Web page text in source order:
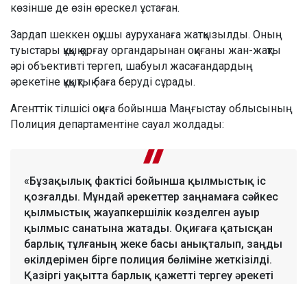
көзінше де өзін өрескел ұстаған.
Зардап шеккен оқушы ауруханаға жатқызылды. Оның
туыстары құқық қорғау органдарынан оқиғаны жан-жақты
әрі объективті тергеп, шабуыл жасағандардың
әрекетіне құқықтық баға беруді сұрады.
Агенттік тілшісі оқиға бойынша Маңғыстау облысының
Полиция департаментіне сауал жолдады:
«Бұзақылық фактісі бойынша қылмыстық іс
қозғалды. Мұндай әрекеттер заңнамаға сәйкес
қылмыстық жауапкершілік көзделген ауыр
қылмыс санатына жатады. Оқиғаға қатысқан
барлық тұлғаның жеке басы анықталып, заңды
өкілдерімен бірге полиция бөліміне жеткізілді.
Қазіргі уақытта барлық қажетті тергеу әрекеті